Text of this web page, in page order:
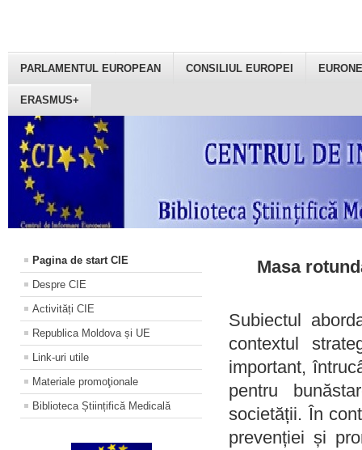
PARLAMENTUL EUROPEAN CONSILIUL EUROPEI
ERASMUS+
Pagina de start CIE
Despre CIE
Activități CIE
Republica Moldova și UE
Link-uri utile
Materiale promoţionale
Biblioteca Științifică Medicală
Masa
Subiectul
contextul
important,
pentru
societății. În
prevenției și